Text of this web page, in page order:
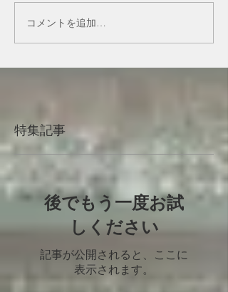
コメントを追加…
特集記事
後でもう一度お試
しください
記事が公開されると、ここに
表示されます。